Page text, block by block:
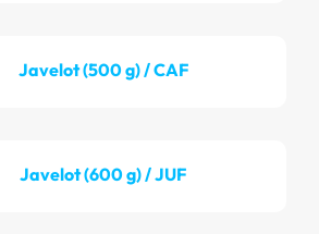
Javelot (500 g) / CAF
Javelot (600 g) / JUF